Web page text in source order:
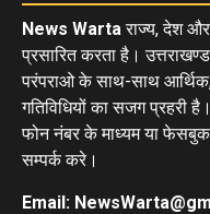
News Warta राज्य, देश
प्रसारित करता है।
परंपराओ के साथ-साथ आर्थिक,
गतिविधियों का सजग प्रहरी है।
फोन नंबर के माध्यम या
सम्पर्क करे।
Email: